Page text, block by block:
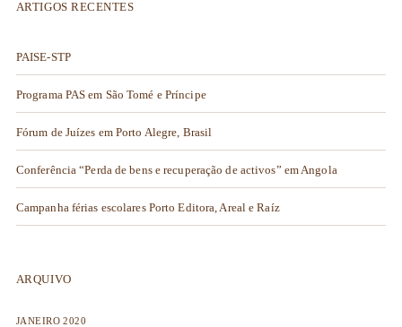
ARTIGOS RECENTES
PAISE-STP
Programa PAS em São Tomé e Príncipe
Fórum de Juízes em Porto Alegre, Brasil
Conferência “Perda de bens e recuperação de activos” em Angola
Campanha férias escolares Porto Editora, Areal e Raíz
ARQUIVO
JANEIRO 2020